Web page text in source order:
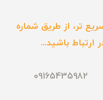
تر، از طریق شماره
ارتباط باشید...